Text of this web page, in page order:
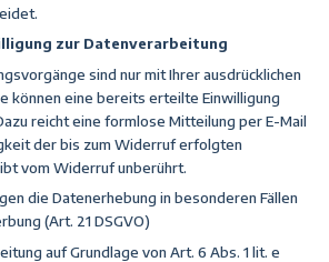
zur Datenverarbeitung
sind nur mit Ihrer ausdrücklichen
können eine bereits erteilte Einwilligung
reicht eine formlose Mitteilung per E-Mail
der bis zum Widerruf erfolgten
vom Widerruf unberührt.
die Datenerhebung in besonderen Fällen
(Art. 21 DSGVO)
auf Grundlage von Art. 6 Abs. 1 lit. e